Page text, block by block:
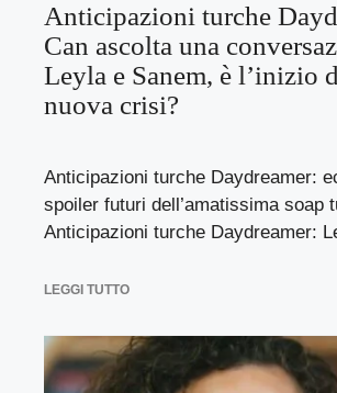
Anticipazioni turche
Can ascolta una
Leyla e Sanem, è l’inizio
nuova crisi?
Anticipazioni turche Daydreamer:
spoiler futuri dell’amatissima soap
Anticipazioni turche Daydreamer:
LEGGI TUTTO